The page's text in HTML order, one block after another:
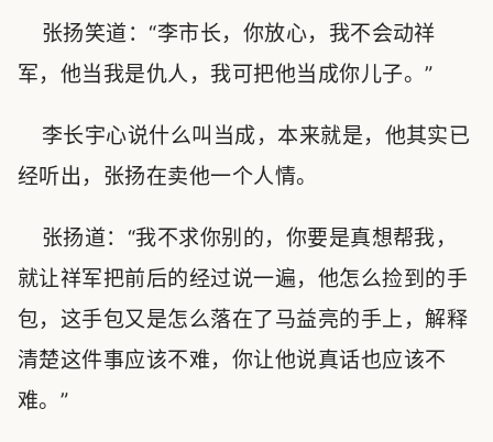
张扬笑道：“李市长，你放心，我不会动祥
军，他当我是仇人，我可把他当成你儿子。”
李长宇心说什么叫当成，本来就是，他其实已
经听出，张扬在卖他一个人情。
张扬道：“我不求你别的，你要是真想帮我，
就让祥军把前后的经过说一遍，他怎么捡到的手
包，这手包又是怎么落在了马益亮的手上，解释
清楚这件事应该不难，你让他说真话也应该不
难。”